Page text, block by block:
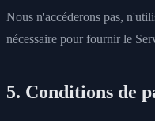
Nous n'accéderons pas,
nécessaire pour fournir le
5. Conditions de